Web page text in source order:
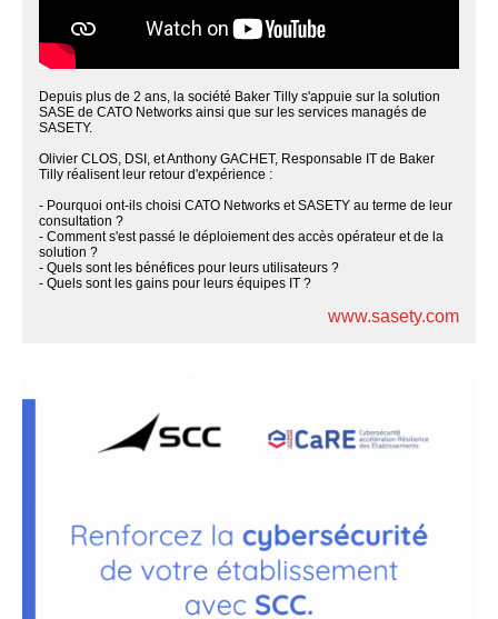
Depuis plus de 2 ans, la société Baker Tilly s'appuie sur la solution
SASE de CATO Networks ainsi que sur les services managés de
SASETY.
Olivier CLOS, DSI, et Anthony GACHET, Responsable IT de Baker
Tilly réalisent leur retour d'expérience :
- Pourquoi ont-ils choisi CATO Networks et SASETY au terme de leur
consultation ?
- Comment s'est passé le déploiement des accès opérateur et de la
solution ?
- Quels sont les bénéfices pour leurs utilisateurs ?
- Quels sont les gains pour leurs équipes IT ?
www.sasety.com